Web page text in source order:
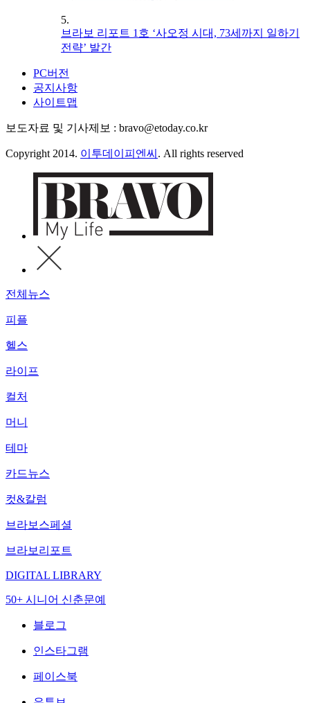
5.
브라보 리포트 1호 ‘사오정 시대, 73세까지 일하기
전략’ 발간
PC버전
공지사항
사이트맵
보도자료 및 기사제보 : bravo@etoday.co.kr
Copyright 2014. 이투데이피엔씨 . All rights reserved
전체뉴스
피플
헬스
라이프
컬처
머니
테마
카드뉴스
컷&칼럼
브라보스페셜
브라보리포트
DIGITAL LIBRARY
50+ 시니어 신춘문예
블로그
인스타그램
페이스북